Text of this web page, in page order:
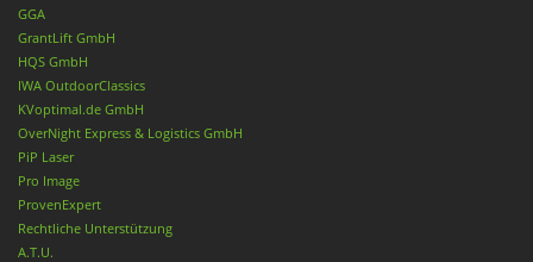
GGA
GrantLift GmbH
HQS GmbH
IWA OutdoorClassics
KVoptimal.de GmbH
OverNight Express & Logistics GmbH
PiP Laser
Pro Image
ProvenExpert
Rechtliche Unterstützung
A.T.U.